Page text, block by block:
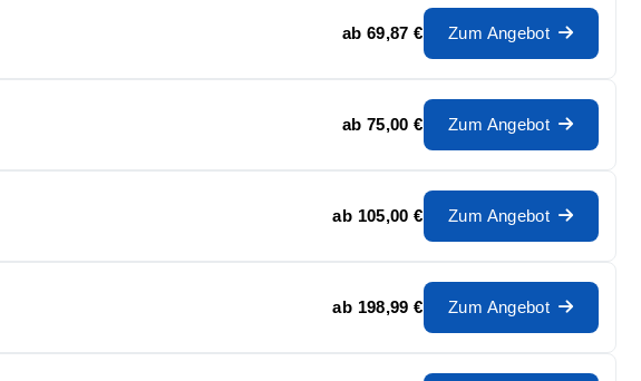
ab 69,87 € Zum Angebot
ab 75,00 € Zum Angebot
ab 105,00 € Zum Angebot
ab 198,99 € Zum Angebot